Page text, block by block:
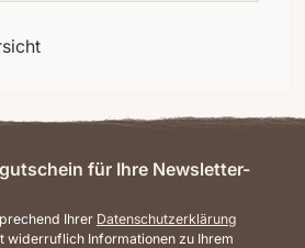
für Ihre Newsletter-
Ihrer Datenschutzerklärung
widerruflich Informationen zu Ihrem